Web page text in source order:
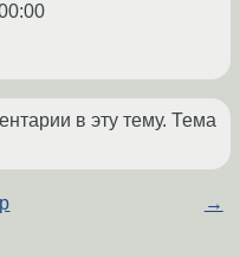
в эту тему. Тема
→